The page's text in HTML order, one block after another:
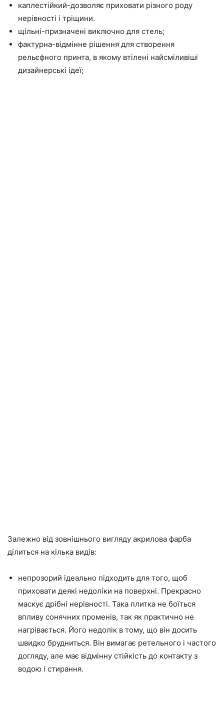
каплестійкий-дозволяє приховати різного роду
нерівності і тріщини.
щільні-призначені виключно для стель;
фактурна-відмінне рішення для створення
рельєфного принта, в якому втілені найсміливіші
дизайнерські ідеї;
Залежно від зовнішнього вигляду акрилова фарба
ділиться на кілька видів:
непрозорий ідеально підходить для того, щоб
приховати деякі недоліки на поверхні. Прекрасно
маскує дрібні нерівності. Така плитка не боїться
впливу сонячних променів, так як практично не
нагрівається. Його недолік в тому, що він досить
швидко брудниться. Він вимагає ретельного і частого
догляду, але має відмінну стійкість до контакту з
водою і стирання.